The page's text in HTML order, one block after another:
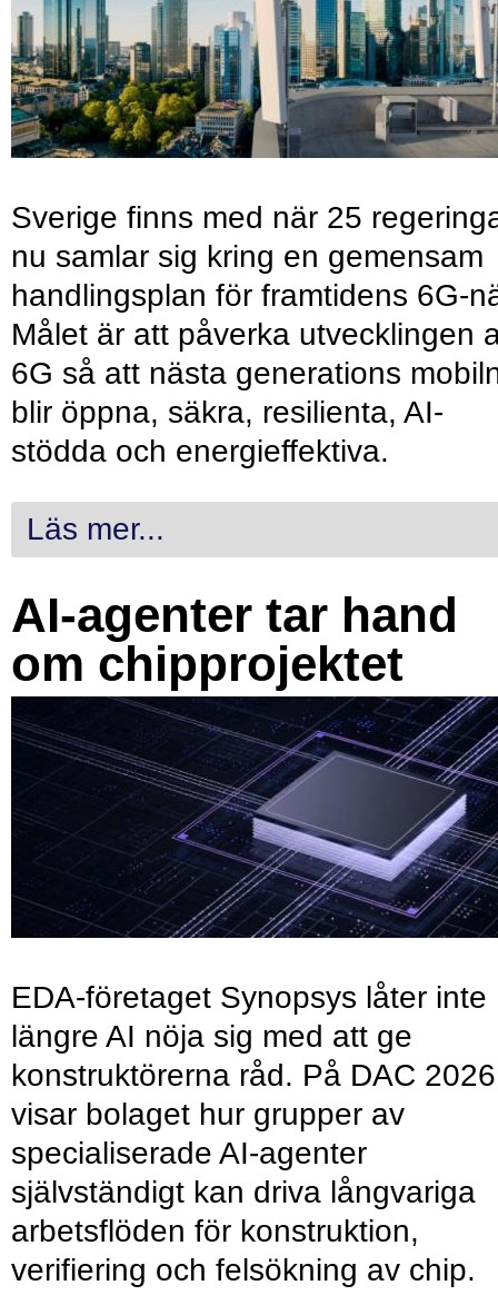
Sverige finns med när 25
nu samlar sig kring en gemensam
handlingsplan för framtidens 6G-
Målet är att påverka utvecklingen
6G så att nästa generations
blir öppna, säkra, resilienta, AI-
stödda och energieffektiva.
Läs mer...
AI-agenter tar hand
om chipprojektet
EDA-företaget Synopsys låter inte
längre AI nöja sig med att ge
konstruktörerna råd. På DAC 2026
visar bolaget hur grupper av
specialiserade AI-agenter
självständigt kan driva långvariga
arbetsflöden för konstruktion,
verifiering och felsökning av chip.